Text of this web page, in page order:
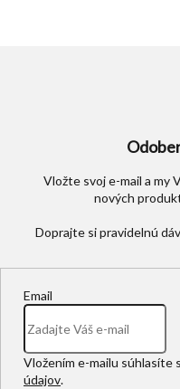
Vložte svoj e-mail a my
nových
Email
Vložením e-mailu súhlasíte s
údajov.